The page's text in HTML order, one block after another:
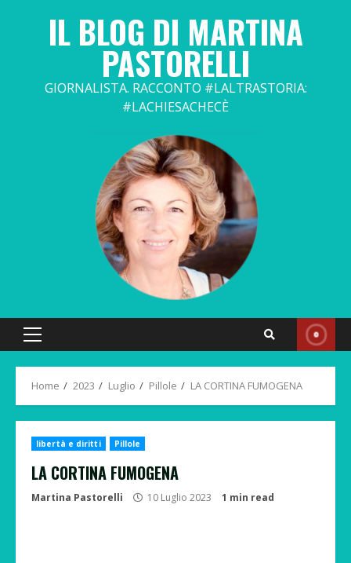
IL BLOG DI MARTINA
PASTORELLI
GIORNALISTA. RACCONTO #LALTRASTORIA:
#LACHIESACHECÈ
Primary
Home 2023 Luglio Pillole LA CORTINA FUMOGENA
libertà e diritti Pillole
LA CORTINA FUMOGENA
Martina Pastorelli 10 Luglio 2023 1 min read